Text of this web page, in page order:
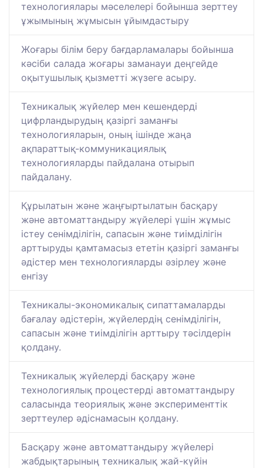
технологиялары мәселелері бойынша зерттеу
ұжымының жұмысын ұйымдастыру
Жоғары білім беру бағдарламалары бойынша
кәсіби салада жоғары заманауи деңгейде
оқытушылық қызметті жүзеге асыру.
Техникалық жүйелер мен кешендерді
цифрландырудың қазіргі заманғы
технологияларын, оның ішінде жаңа
ақпараттық-коммуникациялық
технологияларды пайдалана отырып
пайдалану.
Құрылатын және жаңғыртылатын басқару
және автоматтандыру жүйелері үшін жұмыс
істеу сенімділігін, сапасын және тиімділігін
арттыруды қамтамасыз ететін қазіргі заманғы
әдістер мен технологияларды әзірлеу және
енгізу
Техникалы-экономикалық сипаттамаларды
бағалау әдістерін, жүйелердің сенімділігін,
сапасын және тиімділігін арттыру тәсілдерін
қолдану.
Техникалық жүйелерді басқару және
технологиялық процестерді автоматтандыру
саласында теориялық және эксперименттік
зерттеулер әдіснамасын қолдану.
Басқару және автоматтандыру жүйелері
жабдықтарының техникалық жай-күйін